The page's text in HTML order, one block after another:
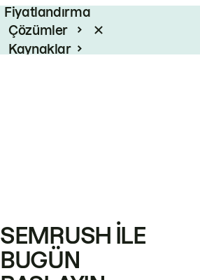
Fiyatlandırma
Çözümler
Kaynaklar
SEMRUSH ILE
BUGÜN